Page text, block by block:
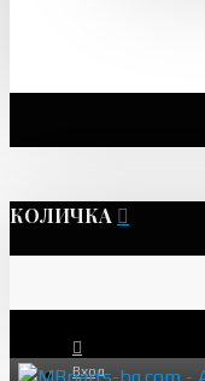
КОЛИЧКА
Вход